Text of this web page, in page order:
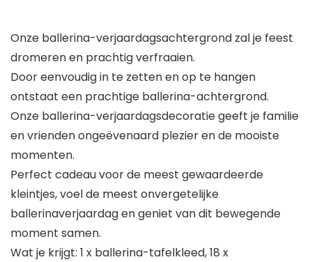
Onze ballerina-verjaardagsachtergrond zal je feest
dromeren en prachtig verfraaien.
Door eenvoudig in te zetten en op te hangen
ontstaat een prachtige ballerina-achtergrond.
Onze ballerina-verjaardagsdecoratie geeft je familie
en vrienden ongeëvenaard plezier en de mooiste
momenten.
Perfect cadeau voor de meest gewaardeerde
kleintjes, voel de meest onvergetelijke
ballerinaverjaardag en geniet van dit bewegende
moment samen.
Wat je krijgt: 1 x ballerina-tafelkleed, 18 x